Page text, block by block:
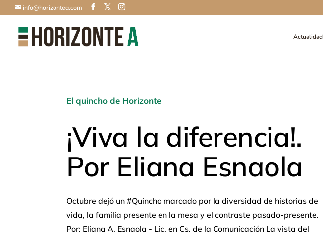
info@horizontea.com
Actualidad
El quincho de Horizonte
¡Viva la diferencia!.
Por Eliana Esnaola
Octubre dejó un #Quincho marcado por la diversidad de historias de
vida, la familia presente en la mesa y el contraste pasado-presente.
Por: Eliana A. Esnaola - Lic. en Cs. de la Comunicación La vista del